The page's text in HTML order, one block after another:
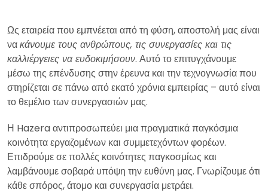
Ως εταιρεία που εμπνέεται από τη φύση, αποστολή μας είναι
νακάνουμε τους ανθρώπους, τις συνεργασίες και τις
καλλιέργειες να ευδοκιμήσουν. Αυτό το επιτυγχάνουμε
μέσω της επένδυσης στην έρευνα και την τεχνογνωσία που
στηρίζεται σε πάνω από εκατό χρόνια εμπειρίας – αυτό είναι
το θεμέλιο των συνεργασιών μας.
Η Hazera αντιπροσωπεύει μια πραγματικά παγκόσμια
κοινότητα εργαζομένων και συμμετεχόντων φορέων.
Επιδρούμε σε πολλές κοινότητες παγκοσμίως και
λαμβάνουμε σοβαρά υπόψη την ευθύνη μας. Γνωρίζουμε ότι
κάθε σπόρος, άτομο και συνεργασία μετράει.